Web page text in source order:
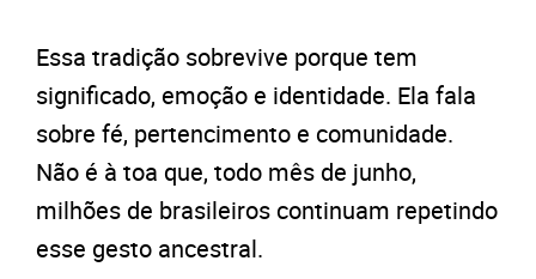
Essa tradição sobrevive porque tem
significado, emoção e identidade. Ela fala
sobre fé, pertencimento e comunidade.
Não é à toa que, todo mês de junho,
milhões de brasileiros continuam repetindo
esse gesto ancestral.